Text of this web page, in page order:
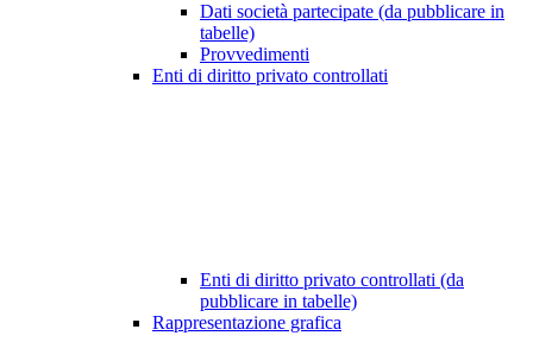
Dati società partecipate (da pubblicare in
tabelle)
Provvedimenti
Enti di diritto privato controllati
Enti di diritto privato controllati (da
pubblicare in tabelle)
Rappresentazione grafica